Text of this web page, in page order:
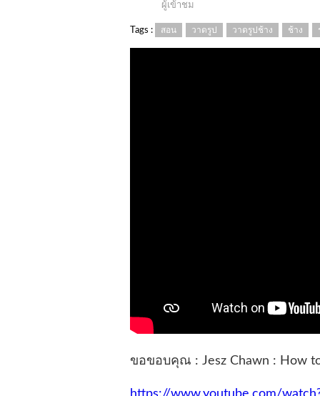
ผู้เข้าชม
Tags : สอน วาดรูป วาดรูปช้าง ช้าง
ขอขอบคุณ : Jesz Chawn : How